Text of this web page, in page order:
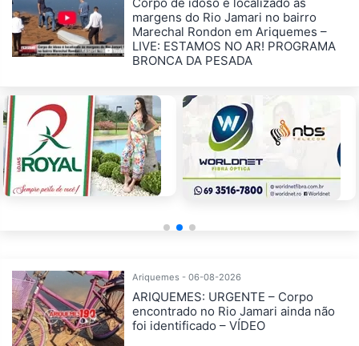
margens do Rio Jamari no bairro
Marechal Rondon em Ariquemes –
LIVE: ESTAMOS NO AR! PROGRAMA
BRONCA DA PESADA
Ariquemes - 06-08-2026
ARIQUEMES: URGENTE – Corpo
encontrado no Rio Jamari ainda não
foi identificado – VÍDEO